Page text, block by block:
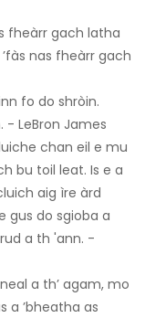
fheàrr gach latha
nas fheàrr gach
fo do shròin.
- LeBron James
chan eil e mu
bu toil leat. Is e a
aig ìre àrd
gus do sgioba a
a th 'ann. -
a th’ agam, mo
a ’bheatha as